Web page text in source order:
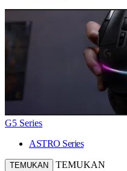
G5 Series
ASTRO Series
TEMUKAN TEMUKAN